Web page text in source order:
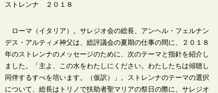
ストレンナ ２０１８
ローマ（イタリア）。サレジオ会の総長、アンヘル・フェルナン
デス・アルティメ神父は、総評議会の夏期の仕事の間に、２０１８
年のストレンナのメッセージのために、次のテーマと指針を紹介し
ました。「主よ、この水をわたしにください。わたしたちは傾聴し
同伴するすべを培います。（仮訳）」。ストレンナのテーマの選択
について、総長はトリノで扶助者聖マリアの祭日の際に、サレジオ